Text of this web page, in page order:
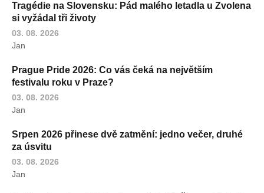
Tragédie na Slovensku: Pád malého letadla u Zvolena
si vyžádal tři životy
03. 08. 2026
Jan
Prague Pride 2026: Co vás čeká na největším
festivalu roku v Praze?
03. 08. 2026
Jan
Srpen 2026 přinese dvě zatmění: jedno večer, druhé
za úsvitu
03. 08. 2026
Jan